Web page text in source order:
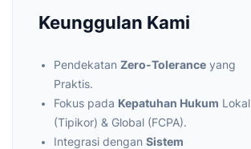
Keunggulan Kami
PendekatanZero-Tolerance yang
Praktis.
Fokus pada Kepatuhan Hukum Lokal
(Tipikor) & Global (FCPA).
Integrasi denganSistem